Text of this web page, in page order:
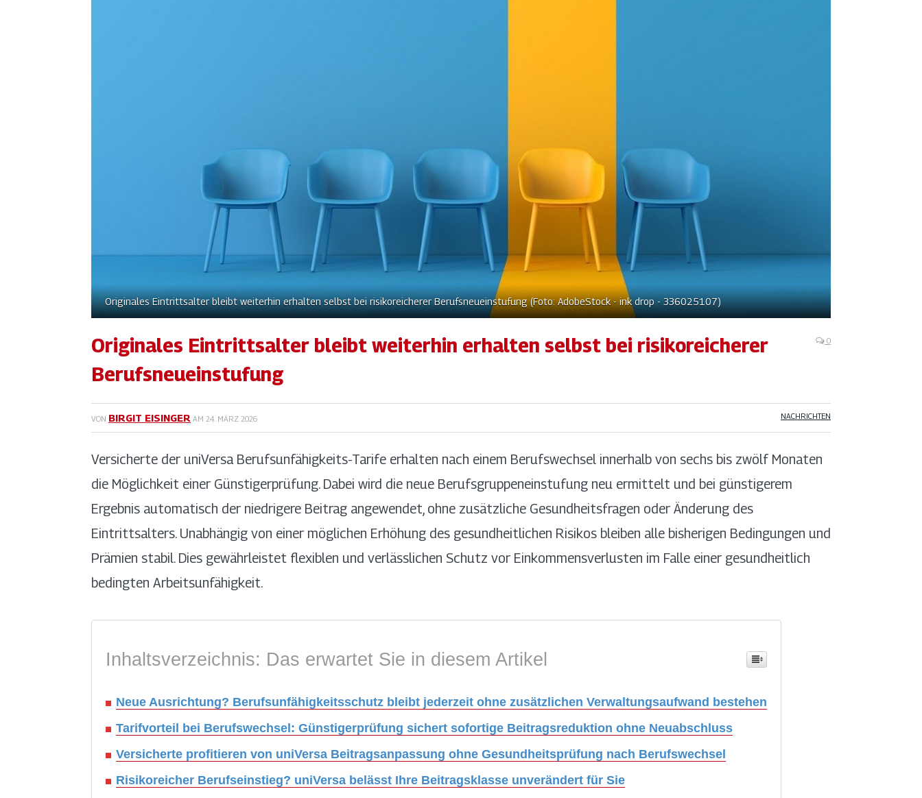
Originales Eintrittsalter bleibt weiterhin erhalten selbst bei risikoreicherer Berufsneueinstufung (Foto: AdobeStock - ink drop - 336025107)
Originales Eintrittsalter bleibt weiterhin erhalten selbst bei risikoreicherer
Berufsneueinstufung
0
VON BIRGIT EISINGER AM 24. MÄRZ 2026 NACHRICHTEN
Versicherte der uniVersa Berufsunfähigkeits-Tarife erhalten nach einem Berufswechsel innerhalb von sechs bis zwölf Monaten
die Möglichkeit einer Günstigerprüfung. Dabei wird die neue Berufsgruppeneinstufung neu ermittelt und bei günstigerem
Ergebnis automatisch der niedrigere Beitrag angewendet, ohne zusätzliche Gesundheitsfragen oder Änderung des
Eintrittsalters. Unabhängig von einer möglichen Erhöhung des gesundheitlichen Risikos bleiben alle bisherigen Bedingungen und
Prämien stabil. Dies gewährleistet flexiblen und verlässlichen Schutz vor Einkommensverlusten im Falle einer gesundheitlich
bedingten Arbeitsunfähigkeit.
Inhaltsverzeichnis: Das erwartet Sie in diesem Artikel
Neue Ausrichtung? Berufsunfähigkeitsschutz bleibt jederzeit ohne zusätzlichen Verwaltungsaufwand bestehen
Tarifvorteil bei Berufswechsel: Günstigerprüfung sichert sofortige Beitragsreduktion ohne Neuabschluss
Versicherte profitieren von uniVersa Beitragsanpassung ohne Gesundheitsprüfung nach Berufswechsel
Risikoreicher Berufseinstieg? uniVersa belässt Ihre Beitragsklasse unverändert für Sie